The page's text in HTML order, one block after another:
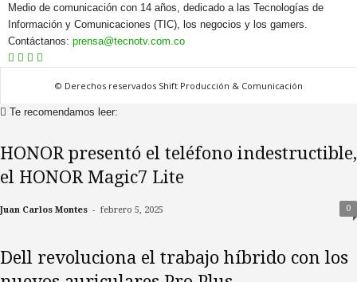
Medio de comunicación con 14 años, dedicado a las Tecnologías de
Información y Comunicaciones (TIC), los negocios y los gamers.
Contáctanos: prensa@tecnotv.com.co
© Derechos reservados Shift Producción & Comunicación
Te recomendamos leer:
HONOR presentó el teléfono indestructible,
el HONOR Magic7 Lite
Juan Carlos Montes - febrero 5, 2025 0
Dell revoluciona el trabajo híbrido con los